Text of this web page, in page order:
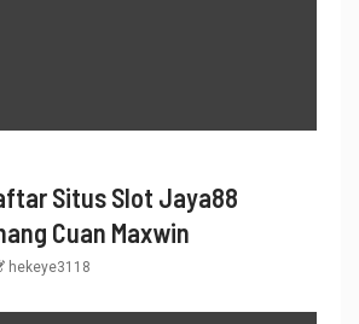
Situs Slot Jaya88
Cuan Maxwin
hekeye3118